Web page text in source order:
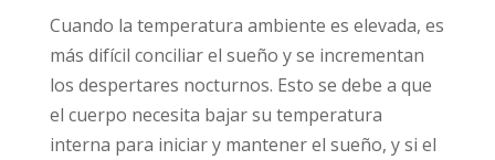
Cuando la temperatura ambiente es elevada, es
más difícil conciliar el sueño y se incrementan
los despertares nocturnos. Esto se debe a que
el cuerpo necesita bajar su temperatura
interna para iniciar y mantener el sueño, y si el